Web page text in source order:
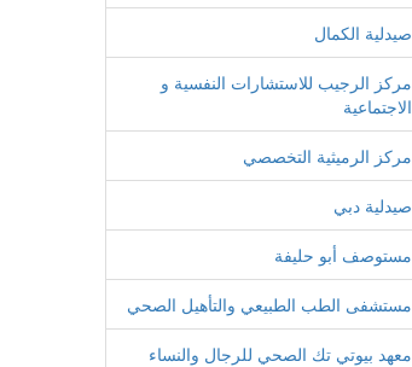
صيدلية الكمال
مركز الرجيب للاستشارات النفسية و
الاجتماعية
مركز الرميثية التخصصي
صيدلية دبي
مستوصف أبو حليفة
مستشفى الطب الطبيعي والتأهيل الصحي
معهد بيوتي تك الصحي للرجال والنساء